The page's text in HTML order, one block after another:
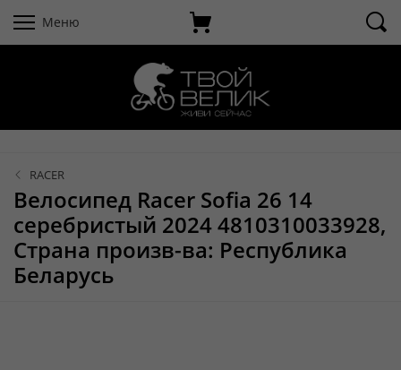
Меню
RACER
Велосипед Racer Sofia 26 14
серебристый 2024 4810310033928,
Страна произв-ва: Республика
Беларусь